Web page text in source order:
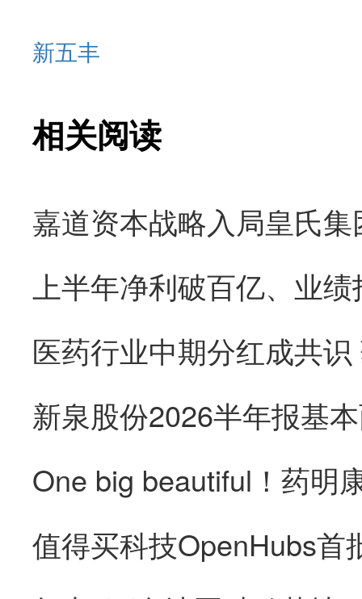
新五丰
相关阅读
医药行业中期分红成共